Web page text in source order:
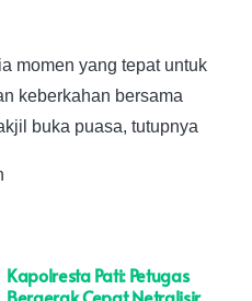
momen yang tepat untuk
keberkahan bersama
buka puasa, tutupnya
Kapolresta Pati: Petugas
Bergerak Cepat Netralisir